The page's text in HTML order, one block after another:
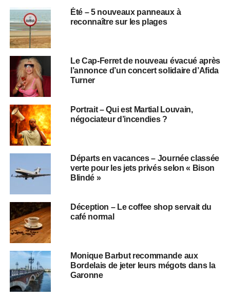
Été – 5 nouveaux panneaux à
reconnaître sur les plages
Le Cap-Ferret de nouveau évacué après
l’annonce d’un concert solidaire d’Afida
Turner
Portrait – Qui est Martial Louvain,
négociateur d’incendies ?
Départs en vacances – Journée classée
verte pour les jets privés selon « Bison
Blindé »
Déception – Le coffee shop servait du
café normal
Monique Barbut recommande aux
Bordelais de jeter leurs mégots dans la
Garonne